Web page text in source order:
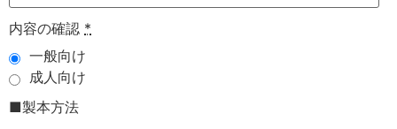
内容の確認 *
一般向け
成人向け
■製本方法